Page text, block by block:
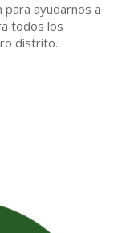
para ayudarnos a
todos los
distrito.